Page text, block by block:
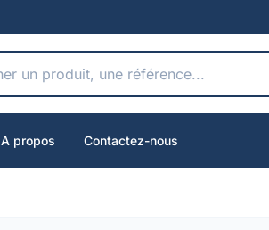
A propos Contactez-nous